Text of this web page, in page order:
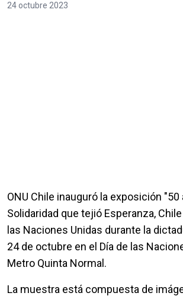
24 octubre 2023
ONU Chile inauguró la exposición "50
Solidaridad que tejió Esperanza,
las Naciones Unidas durante la
24 de octubre en el Día de las
Metro Quinta Normal.
La muestra está compuesta de